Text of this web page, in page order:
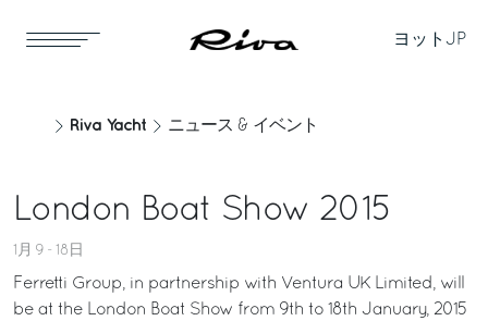
ヨット JP
Riva Yacht ニュース & イベント
London Boat Show 2015
1月 9 - 18日
Ferretti Group, in partnership with Ventura UK Limited, will
be at the London Boat Show from 9th to 18th January, 2015